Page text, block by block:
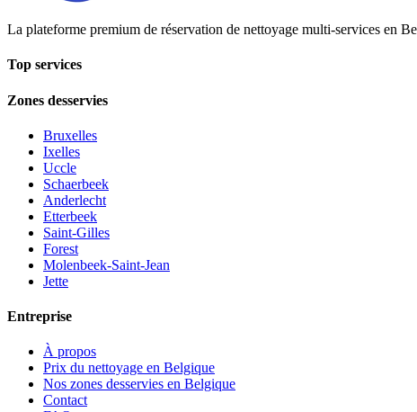
La plateforme premium de réservation de nettoyage multi-services en
Top services
Zones desservies
Bruxelles
Ixelles
Uccle
Schaerbeek
Anderlecht
Etterbeek
Saint-Gilles
Forest
Molenbeek-Saint-Jean
Jette
Entreprise
À propos
Prix du nettoyage en Belgique
Nos zones desservies en Belgique
Contact